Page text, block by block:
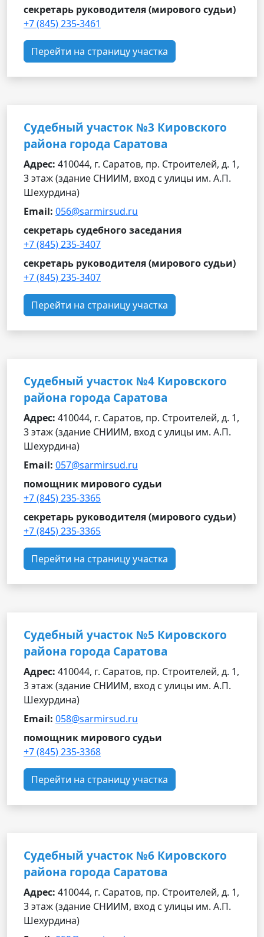
секретарь руководителя (мирового судьи)
+7 (845) 235-3461
Перейти на страницу участка
Судебный участок №3 Кировского
района города Саратова
Адрес: 410044, г. Саратов, пр. Строителей, д. 1,
3 этаж (здание СНИИМ, вход с улицы им. А.П.
Шехурдина)
Email: 056@sarmirsud.ru
секретарь судебного заседания
+7 (845) 235-3407
секретарь руководителя (мирового судьи)
+7 (845) 235-3407
Перейти на страницу участка
Судебный участок №4 Кировского
района города Саратова
Адрес: 410044, г. Саратов, пр. Строителей, д. 1,
3 этаж (здание СНИИМ, вход с улицы им. А.П.
Шехурдина)
Email: 057@sarmirsud.ru
помощник мирового судьи
+7 (845) 235-3365
секретарь руководителя (мирового судьи)
+7 (845) 235-3365
Перейти на страницу участка
Судебный участок №5 Кировского
района города Саратова
Адрес: 410044, г. Саратов, пр. Строителей, д. 1,
3 этаж (здание СНИИМ, вход с улицы им. А.П.
Шехурдина)
Email: 058@sarmirsud.ru
помощник мирового судьи
+7 (845) 235-3368
Перейти на страницу участка
Судебный участок №6 Кировского
района города Саратова
Адрес: 410044, г. Саратов, пр. Строителей, д. 1,
3 этаж (здание СНИИМ, вход с улицы им. А.П.
Шехурдина)